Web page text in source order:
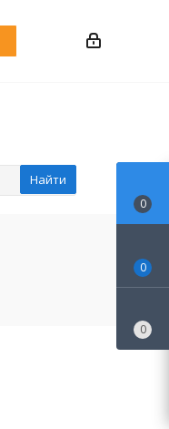
Найти
0
0
0